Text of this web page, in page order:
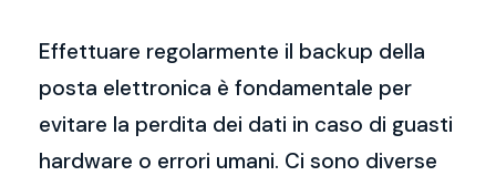
Effettuare regolarmente il backup della
posta elettronica è fondamentale per
evitare la perdita dei dati in caso di guasti
hardware o errori umani. Ci sono diverse